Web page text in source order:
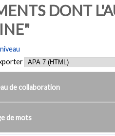
DONT
de collaboration
de mots